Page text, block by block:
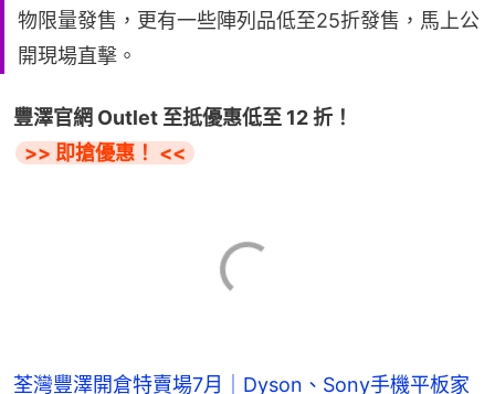
物限量發售，更有一些陣列品低至25折發售，馬上公
開現場直擊。
豐澤官網 Outlet 至抵優惠低至 12 折！
>> 即搶優惠！ <<
荃灣豐澤開倉特賣場7月｜Dyson、Sony手機平板家